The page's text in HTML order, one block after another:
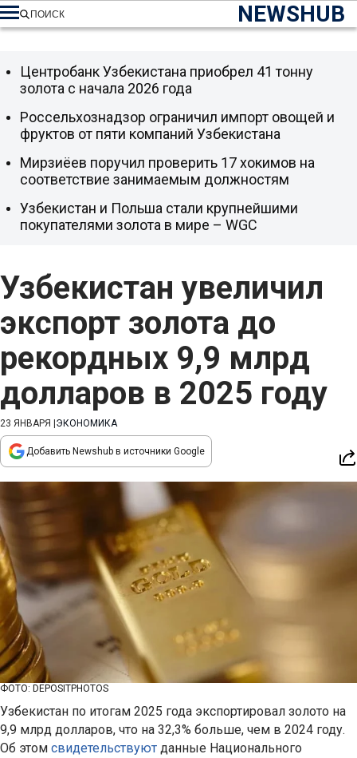
NEWSHUB
ПОИСК
Узбекистан увеличил
экспорт золота до
рекордных 9,9 млрд
долларов в 2025 году
23 ЯНВАРЯ ЭКОНОМИКА
Добавить Newshub в источники Google
ФОТО: DEPOSITPHOTOS
Узбекистан по итогам 2025 года экспортировал золото на
9,9 млрд долларов, что на 32,3% больше, чем в 2024 году.
Об этом свидетельствуют данные Национального
Центробанк Узбекистана приобрел 41 тонну
золота с начала 2026 года
Россельхознадзор ограничил импорт овощей и
фруктов от пяти компаний Узбекистана
Мирзиёев поручил проверить 17 хокимов на
соответствие занимаемым должностям
Узбекистан и Польша стали крупнейшими
покупателями золота в мире – WGC